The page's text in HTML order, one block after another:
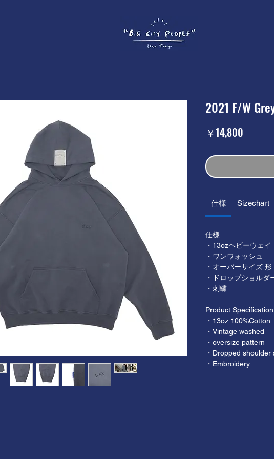
2021 F/W
￥14,800
仕様 Sizechart
仕様
・13ozヘビーウェ
・ワンワォッシュ
・オーバーサイズ 形
・ドロップショルダ
・刺繍
Product Specification
・13oz 100%Cotton
・Vintage washed
・oversize pattern
・Dropped shoulder
・Embroidery